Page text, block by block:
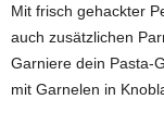
Mit frisch gehackter
auch zusätzlichen
Garniere dein Pasta-
mit Garnelen in